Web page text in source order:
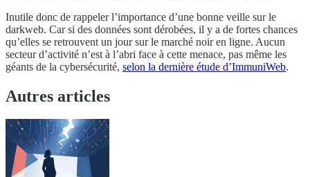
Inutile donc de rappeler l’importance d’une bonne veille sur le
darkweb. Car si des données sont dérobées, il y a de fortes chances
qu’elles se retrouvent un jour sur le marché noir en ligne. Aucun
secteur d’activité n’est à l’abri face à cette menace, pas même les
géants de la cybersécurité, selon la dernière étude d’ImmuniWeb.
Autres articles